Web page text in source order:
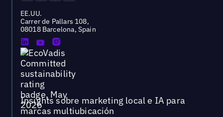
EE.UU.
Carrer de Pallars 108,
08018 Barcelona, Spain
Insights sobre marketing local e IA para
marcas multiubicación